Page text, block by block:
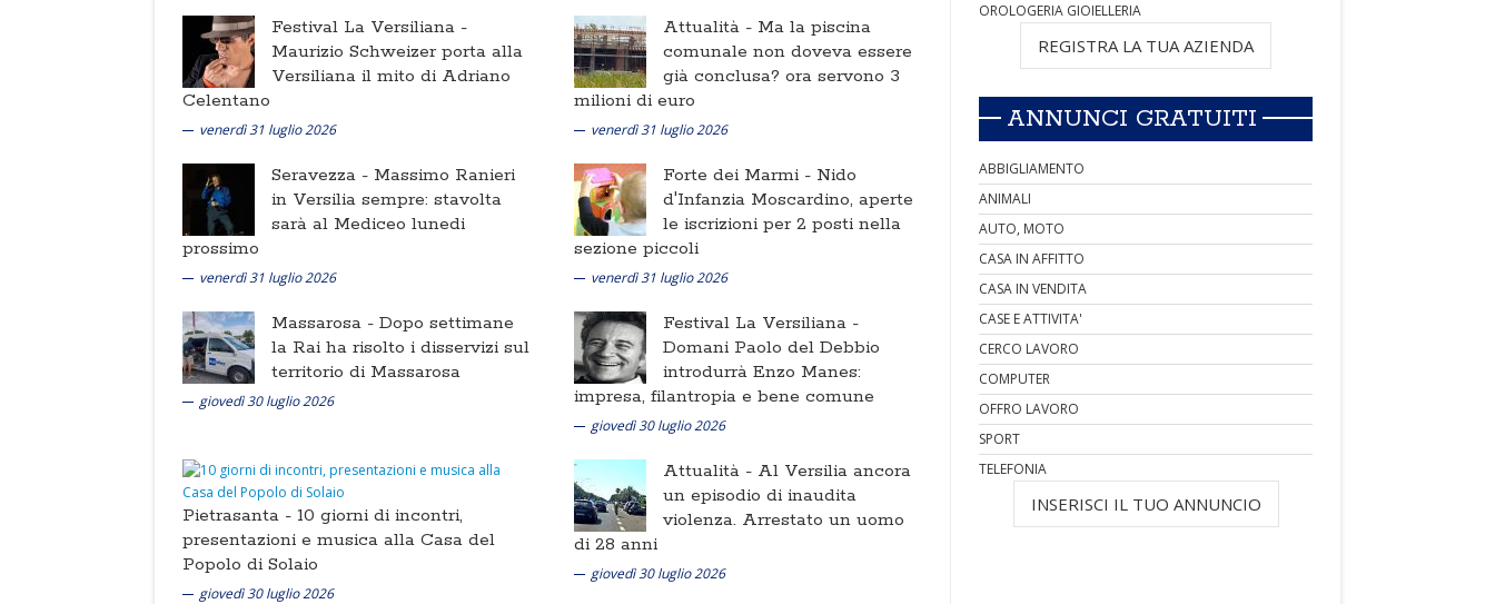
Festival La Versiliana -
Maurizio Schweizer porta alla
Versiliana il mito di Adriano
Celentano
venerdì 31 luglio 2026
Attualità - Ma la piscina
comunale non doveva essere
già conclusa? ora servono 3
milioni di euro
venerdì 31 luglio 2026
Seravezza - Massimo Ranieri
in Versilia sempre: stavolta
sarà al Mediceo lunedi
prossimo
venerdì 31 luglio 2026
Forte dei Marmi - Nido
d'Infanzia Moscardino, aperte
le iscrizioni per 2 posti nella
sezione piccoli
venerdì 31 luglio 2026
Massarosa - Dopo settimane
la Rai ha risolto i disservizi sul
territorio di Massarosa
giovedì 30 luglio 2026
Festival La Versiliana -
Domani Paolo del Debbio
introdurrà Enzo Manes:
impresa, filantropia e bene comune
giovedì 30 luglio 2026
Pietrasanta - 10 giorni di incontri,
presentazioni e musica alla Casa del
Popolo di Solaio
giovedì 30 luglio 2026
Attualità - Al Versilia ancora
un episodio di inaudita
violenza. Arrestato un uomo
di 28 anni
giovedì 30 luglio 2026
OROLOGERIA GIOIELLERIA
REGISTRA LA TUA AZIENDA
ANNUNCI GRATUITI
ABBIGLIAMENTO
ANIMALI
AUTO, MOTO
CASA IN AFFITTO
CASA IN VENDITA
CASE E ATTIVITA'
CERCO LAVORO
COMPUTER
OFFRO LAVORO
SPORT
TELEFONIA
INSERISCI IL TUO ANNUNCIO